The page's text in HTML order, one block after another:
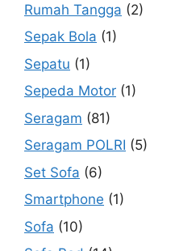
Rumah Tangga (2)
Sepak Bola (1)
Sepatu (1)
Sepeda Motor (1)
Seragam (81)
Seragam POLRI (5)
Set Sofa (6)
Smartphone (1)
Sofa (10)